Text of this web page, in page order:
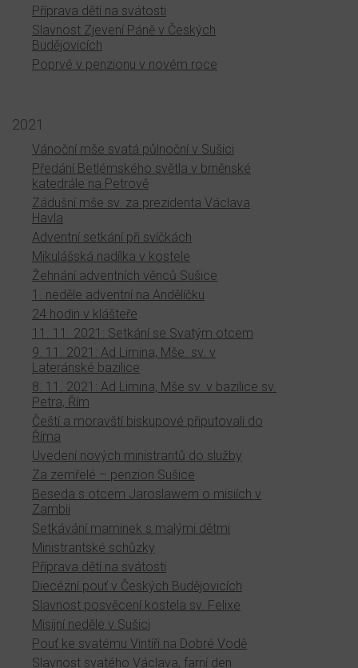
Příprava dětí na svátosti
Slavnost Zjevení Páně v Českých
Budějovicích
Poprvé v penzionu v novém roce
2021
Vánoční mše svatá půlnoční v Sušici
Předání Betlémského světla v brněnské
katedrále na Petrově
Zádušní mše sv. za prezidenta Václava
Havla
Adventní setkání při svíčkách
Mikulášská nadílka v kostele
Žehnání adventních věnců Sušice
1. neděle adventní na Andělíčku
24 hodin v klášteře
11. 11. 2021: Setkání se Svatým otcem
9. 11. 2021: Ad Limina, Mše. sv. v
Lateránské bazilice
8. 11. 2021: Ad Limina, Mše sv. v bazilice sv.
Petra, Řím
Čeští a moravští biskupové připutovali do
Říma
Uvedení nových ministrantů do služby
Za zemřelé – penzion Sušice
Beseda s otcem Jaroslawem o misiích v
Zambii
Setkávání maminek s malými dětmi
Ministrantské schůzky
Příprava dětí na svátosti
Diecézní pouť v Českých Budějovicích
Slavnost posvěcení kostela sv. Felixe
Misijní neděle v Sušici
Pouť ke svatému Vintíři na Dobré Vodě
Slavnost svatého Václava, farní den